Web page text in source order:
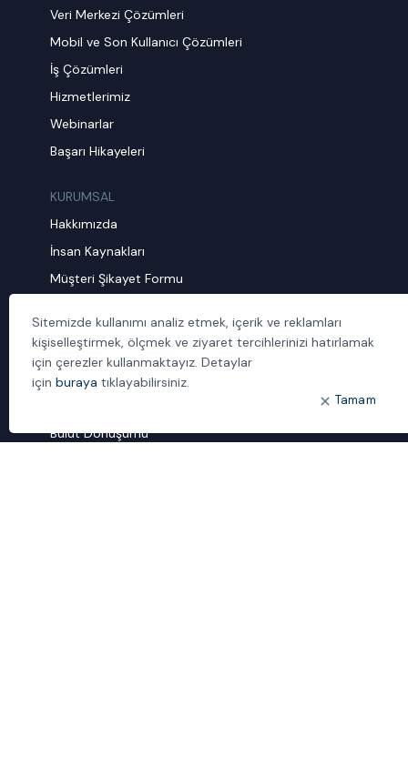
Veri Merkezi Çözümleri
Mobil ve Son Kullanıcı Çözümleri
İş Çözümleri
Hizmetlerimiz
Webinarlar
Başarı Hikayeleri
KURUMSAL
Hakkımızda
İnsan Kaynakları
Müşteri Şikayet Formu
İletişim
Bulut Dönüşümü
Sitemizde kullanımı analiz etmek, içerik ve reklamları
kişiselleştirmek, ölçmek ve ziyaret tercihlerinizi hatırlamak
için çerezler kullanmaktayız. Detaylar
için buraya tıklayabilirsiniz.
Tamam